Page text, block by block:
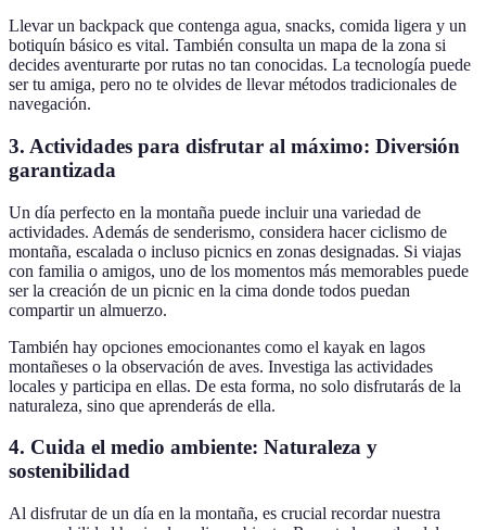
Llevar un backpack que contenga agua, snacks, comida ligera y un
botiquín básico es vital. También consulta un mapa de la zona si
decides aventurarte por rutas no tan conocidas. La tecnología puede
ser tu amiga, pero no te olvides de llevar métodos tradicionales de
navegación.
3. Actividades para disfrutar al máximo: Diversión
garantizada
Un día perfecto en la montaña puede incluir una variedad de
actividades. Además de senderismo, considera hacer ciclismo de
montaña, escalada o incluso picnics en zonas designadas. Si viajas
con familia o amigos, uno de los momentos más memorables puede
ser la creación de un picnic en la cima donde todos puedan
compartir un almuerzo.
También hay opciones emocionantes como el kayak en lagos
montañeses o la observación de aves. Investiga las actividades
locales y participa en ellas. De esta forma, no solo disfrutarás de la
naturaleza, sino que aprenderás de ella.
4. Cuida el medio ambiente: Naturaleza y
sostenibilidad
Al disfrutar de un día en la montaña, es crucial recordar nuestra